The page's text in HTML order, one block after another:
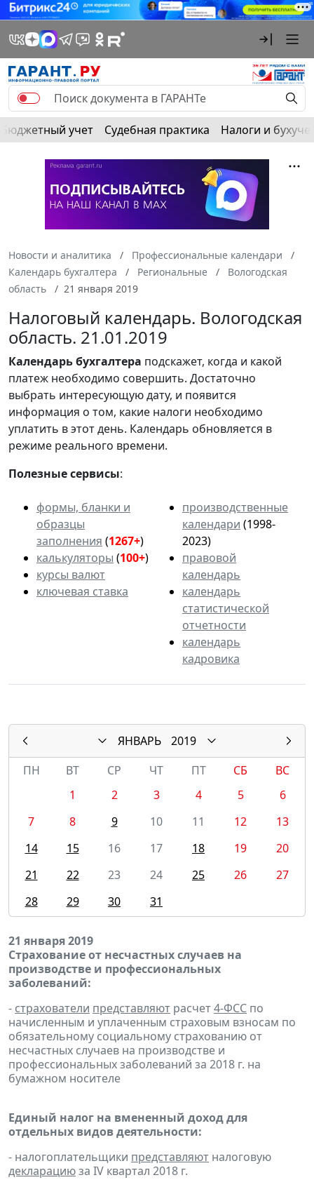
Бюджетный учет Судебная практика Налоги и
Новости и аналитика
Профессиональные календари
Календарь бухгалтера
Региональные
Вологодская
область
21 января 2019
Налоговый календарь. Вологодская
область. 21.01.2019
Календарьбухгалтера подскажет, когда и какой
платеж необходимо совершить. Достаточно
выбрать интересующую дату, и появится
информация о том, какие налоги необходимо
уплатить в этот день. Календарь обновляется в
режиме реального времени.
Полезные сервисы:
формы, бланки и
образцы
заполнения (1267+)
калькуляторы (100+)
курсы валют
ключевая ставка
производственные
календари (1998-
2023)
правовой
календарь
календарь
статистической
отчетности
календарь
кадровика
ЯНВАРЬ
2019
ПН
ВТ СР ЧТ ПТ СБ
ВС
1
2 3 4 5
6
7
8 9 10 11 12
13
14
15 16 17 18 19
20
21
22 23 24 25 26
27
28
29 30 31
21 января 2019
Страхование от несчастных случаев на
производстве и профессиональных
заболеваний:
- страхователи представляют расчет4-ФСС по
начисленным и уплаченным страховым взносам по
обязательному социальному страхованию от
несчастных случаев на производстве и
профессиональных заболеваний за 2018 г. на
бумажном носителе
Единый налог на вмененный доход для
отдельных видов деятельности:
- налогоплательщики представляют налоговую
декларациюза IV квартал 2018 г.